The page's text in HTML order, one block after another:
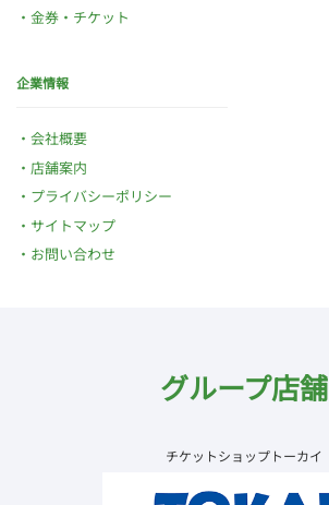
金券・チケット
企業情報
会社概要
店舗案内
プライバシーポリシー
サイトマップ
お問い合わせ
グループ店舗
チケットショップトーカイ